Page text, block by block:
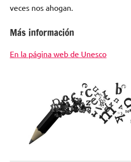
veces nos ahogan.
Más información
En la página web de Unesco